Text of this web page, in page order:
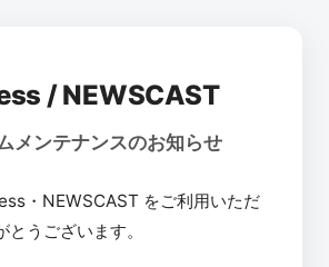
/ NEWSCAST
メンテナンスのお知らせ
・NEWSCAST をご利用いただ
とうございます。